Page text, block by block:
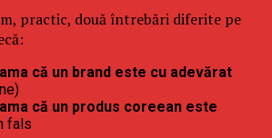
practic, două întrebări diferite pe
că un brand este cu adevărat
că un produs coreean este
fals